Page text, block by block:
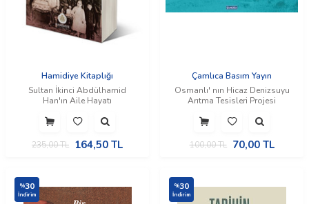
Hamidiye Kitaplığı
Sultan İkinci Abdülhamid
Han'ın Aile Hayatı
235,00TL 164,50 TL
Çamlıca Basım Yayın
Osmanlı' nın Hicaz Denizsuyu
Arıtma Tesisleri Projesi
100,00TL 70,00TL
%30
İndirim
%30
İndirim